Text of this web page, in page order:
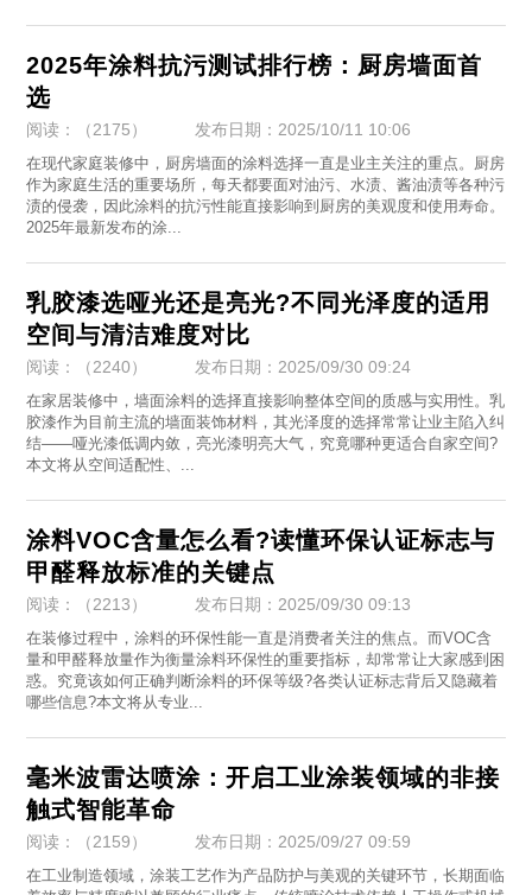
2025年涂料抗污测试排行榜：厨房墙面首
选
阅读：（2175） 发布日期：2025/10/11 10:06
在现代家庭装修中，厨房墙面的涂料选择一直是业主关注的重点。厨房
作为家庭生活的重要场所，每天都要面对油污、水渍、酱油渍等各种污
渍的侵袭，因此涂料的抗污性能直接影响到厨房的美观度和使用寿命。
2025年最新发布的涂...
乳胶漆选哑光还是亮光?不同光泽度的适用
空间与清洁难度对比
阅读：（2240） 发布日期：2025/09/30 09:24
在家居装修中，墙面涂料的选择直接影响整体空间的质感与实用性。乳
胶漆作为目前主流的墙面装饰材料，其光泽度的选择常常让业主陷入纠
结——哑光漆低调内敛，亮光漆明亮大气，究竟哪种更适合自家空间?
本文将从空间适配性、...
涂料VOC含量怎么看?读懂环保认证标志与
甲醛释放标准的关键点
阅读：（2213） 发布日期：2025/09/30 09:13
在装修过程中，涂料的环保性能一直是消费者关注的焦点。而VOC含
量和甲醛释放量作为衡量涂料环保性的重要指标，却常常让大家感到困
惑。究竟该如何正确判断涂料的环保等级?各类认证标志背后又隐藏着
哪些信息?本文将从专业...
毫米波雷达喷涂：开启工业涂装领域的非接
触式智能革命
阅读：（2159） 发布日期：2025/09/27 09:59
在工业制造领域，涂装工艺作为产品防护与美观的关键环节，长期面临